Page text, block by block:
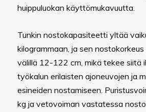
huippuluokan käyttömukavuutta.
Tunkin nostokapasiteetti yltää
kilogrammaan, ja sen
välillä 12-122 cm, mikä tekee siitä
työkalun erilaisten ajoneuvojen ja
esineiden nostamiseen.
kg ja vetovoiman vastatessa